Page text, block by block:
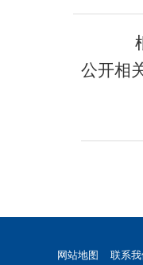
公开相
网站地图 联系我